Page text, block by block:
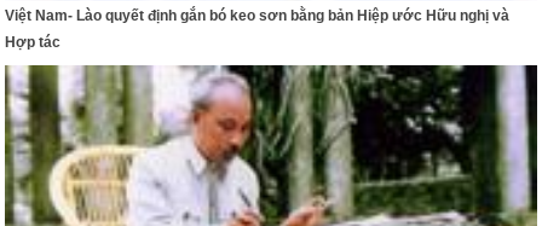
Việt Nam- Lào quyết định gắn bó keo sơn bằng bản Hiệp ước Hữu nghị và
Hợp tác